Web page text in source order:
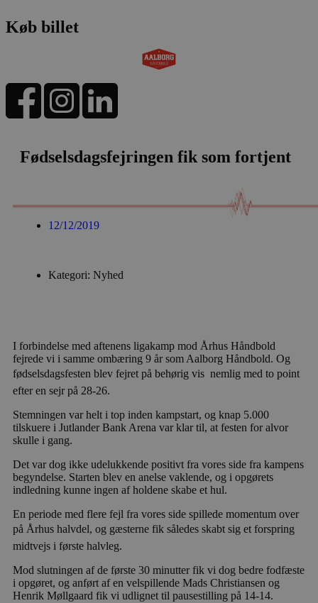
Køb billet
Fødselsdagsfejringen fik som fortjent
12/12/2019
Kategori: Nyhed
I forbindelse med aftenens ligakamp mod Århus Håndbold
fejrede vi i samme ombæring 9 år som Aalborg Håndbold. Og
fødselsdagsfesten blev fejret på behørig vis  nemlig med to point
efter en sejr på 28-26.
Stemningen var helt i top inden kampstart, og knap 5.000
tilskuere i Jutlander Bank Arena var klar til, at festen for alvor
skulle i gang.
Det var dog ikke udelukkende positivt fra vores side fra kampens
begyndelse. Starten blev en anelse vaklende, og i opgørets
indledning kunne ingen af holdene skabe et hul.
En periode med flere fejl fra vores side spillede momentum over
på Århus halvdel, og gæsterne fik således skabt sig et forspring
midtvejs i første halvleg.
Mod slutningen af de første 30 minutter fik vi dog bedre fodfæste
i opgøret, og anført af en velspillende Mads Christiansen og
Henrik Møllgaard fik vi udlignet til pausestilling på 14-14.